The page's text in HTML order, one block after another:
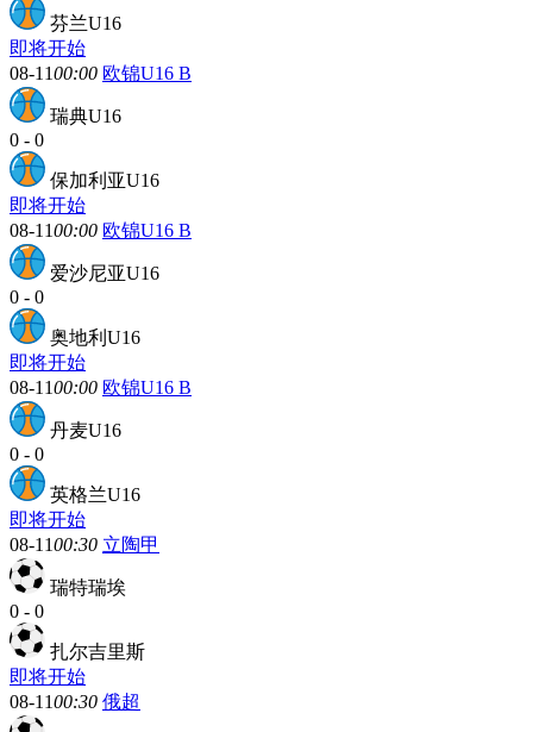
芬兰U16
即将开始
08-1100:00 欧锦U16 B
瑞典U16
0 - 0
保加利亚U16
即将开始
08-1100:00 欧锦U16 B
爱沙尼亚U16
0 - 0
奥地利U16
即将开始
08-1100:00 欧锦U16 B
丹麦U16
0 - 0
英格兰U16
即将开始
08-1100:30 立陶甲
瑞特瑞埃
0 - 0
扎尔吉里斯
即将开始
08-1100:30 俄超